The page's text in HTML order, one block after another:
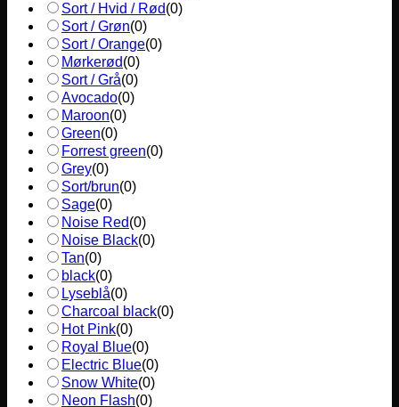
Sort / Hvid / Rød(0)
Sort / Grøn(0)
Sort / Orange(0)
Mørkerød(0)
Sort / Grå(0)
Avocado(0)
Maroon(0)
Green(0)
Forrest green(0)
Grey(0)
Sort/brun(0)
Sage(0)
Noise Red(0)
Noise Black(0)
Tan(0)
black(0)
Lyseblå(0)
Charcoal black(0)
Hot Pink(0)
Royal Blue(0)
Electric Blue(0)
Snow White(0)
Neon Flash(0)